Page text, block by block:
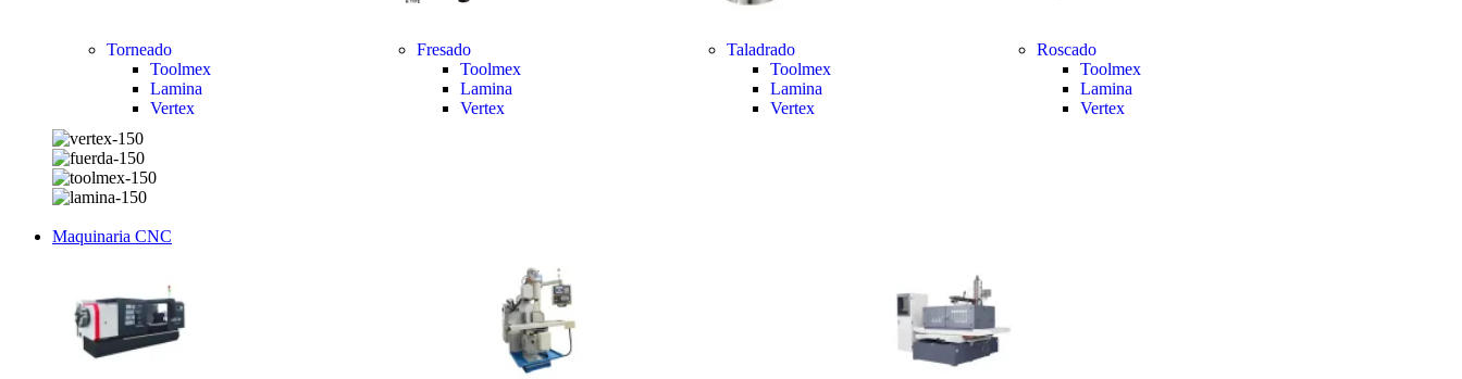
Torneado
Toolmex
Lamina
Vertex
Fresado
Toolmex
Lamina
Vertex
Taladrado
Toolmex
Lamina
Vertex
Roscado
Toolmex
Lamina
Vertex
Maquinaria CNC